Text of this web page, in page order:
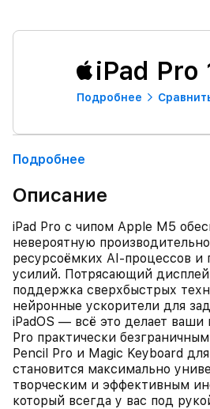
iPad Pro
Подробнее
Подробнее
Описание
iPad Pro с чипом Apple M5
невероятную
ресурсоёмких AI‑процессов и
усилий. Потрясающий
поддержка сверхбыстрых
нейронные ускорители для
iPadOS — всё это делает ваши
Pro практически
Pencil Pro и Magic Keyboard
становится максимально
творческим и эффективным
который всегда у вас под